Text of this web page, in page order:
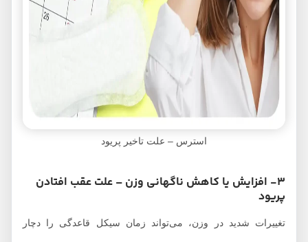
استرس – علت تاخیر پریود
3- افزایش یا کاهش ناگهانی وزن – علت عقب افتادن
پریود
تغییرات شدید در وزن، می‌تواند زمان سیکل قاعدگی را دچار